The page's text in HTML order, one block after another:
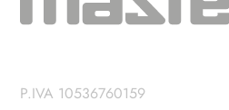
P.IVA 10536760159